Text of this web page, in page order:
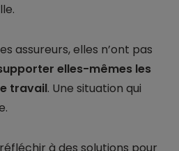
assureurs, elles n’ont pas
elles-mêmes les
travail. Une situation qui